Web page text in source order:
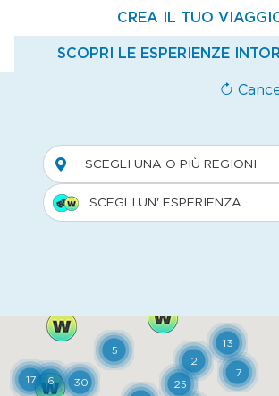
CREA IL TUO
SCOPRI LE ESPERIENZE
SCEGLI UNA O PIÙ REGIONI
SCEGLI UN' ESPERIENZA
7
25
13
30
5
17
2
6